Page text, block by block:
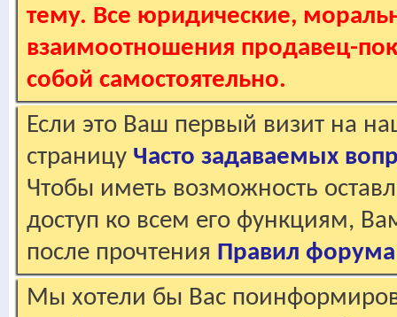
тему. Все юридические,
взаимоотношения продавец-
собой самостоятельно.
Если это Ваш первый визит на
страницу Часто задаваемых
Чтобы иметь возможность
доступ ко всем его функциям,
после прочтения Правил форума
Мы хотели бы Вас